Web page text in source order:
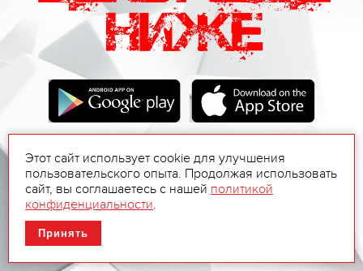
Этот сайт использует cookie для улучшения
пользовательского опыта. Продолжая использовать
сайт, вы соглашаетесь с нашей политикой
конфиденциальности.
Принять